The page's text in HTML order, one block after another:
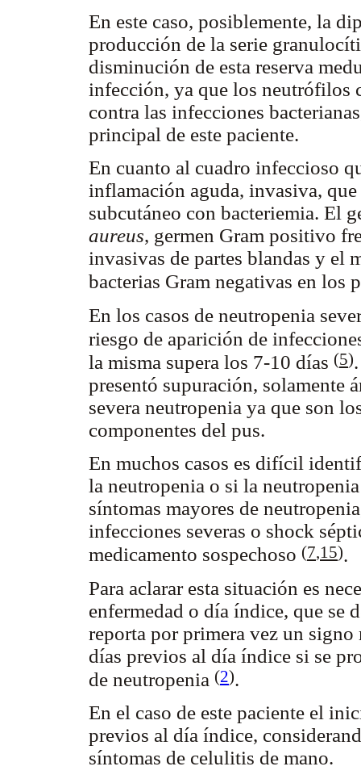
En este caso, posiblemente, la
producción de la serie
disminución de esta reserva
infección, ya que los neutrófilos
contra las infecciones
principal de este paciente.
En cuanto al cuadro infeccioso
inflamación aguda, invasiva,
subcutáneo con bacteriemia. El
aureus, germen Gram positivo
invasivas de partes blandas y el
bacterias Gram negativas en los
En los casos de neutropenia
riesgo de aparición de
la misma supera los 7-10 días (5)
presentó supuración, solamente
severa neutropenia ya que son
componentes del pus.
En muchos casos es difícil
la neutropenia o si la
síntomas mayores de
infecciones severas o shock
medicamento sospechoso (7 15).
Para aclarar esta situación es
enfermedad o día índice, que se
reporta por primera vez un
días previos al día índice si se
de neutropenia (2).
En el caso de este paciente el
previos al día índice,
síntomas de celulitis de mano.